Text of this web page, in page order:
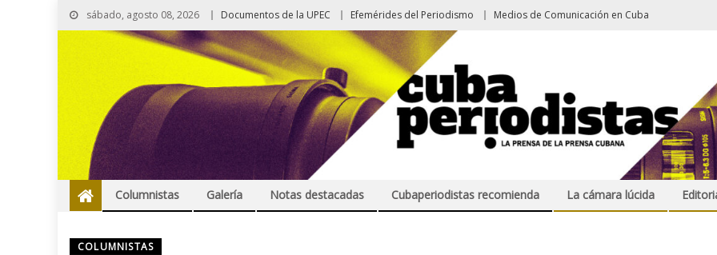
sábado, agosto 08, 2026 Documentos de la UPEC Efemérides del Periodismo Medios de Comunicación en Cuba
Columnistas Galería Notas destacadas Cubaperiodistas recomienda La cámara lúcida
COLUMNISTAS